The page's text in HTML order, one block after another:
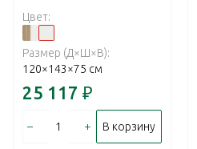
Цвет:
Размер (Д×Ш×В):
120×143×75 см
25 117 ₽
– + В корзину